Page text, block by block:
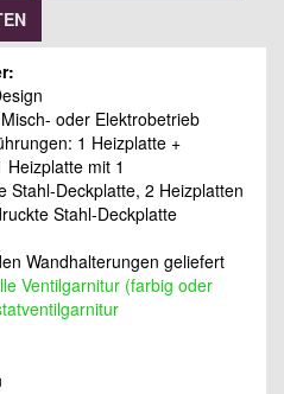
oder Elektrobetrieb
1 Heizplatte +
mit 1
Stahl-Deckplatte, 2 Heizplatten
Stahl-Deckplatte
Wandhalterungen geliefert
Ventilgarnitur (farbig oder